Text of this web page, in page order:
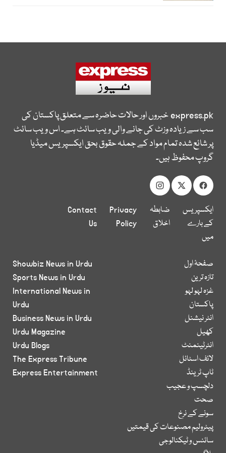
express.pkخبروں اور حالات حاضرہ سے متعلق پاکستان کی
سب سے زیادہ وزٹ کی جانے والی ویب سائٹ ہے۔ اس ویب سائٹ
پر شائع شدہ تمام مواد کے جملہ حقوق بحق ایکسپریس میڈیا
گروپ محفوظ ہیں۔
ایکسپریس
کے بارے
میں
ضابطہ
اخلاق
Privacy
Policy
Contact
Us
صفحۂ اول
تازہ ترین
غزہ لہو لہو
پاکستان
انٹر نیشنل
کھیل
انٹرٹینمنٹ
لائف اسٹائل
ٹاپ ٹرینڈ
دلچسپ و عجیب
صحت
سونے کے نرخ
پیٹرولیم مصنوعات کی قیمتیں
سائنس و ٹیکنالوجی
Showbiz News in Urdu
Sports News in Urdu
International News in
Urdu
Business News in Urdu
Urdu Magazine
Urdu Blogs
The Express Tribune
Express Entertainment